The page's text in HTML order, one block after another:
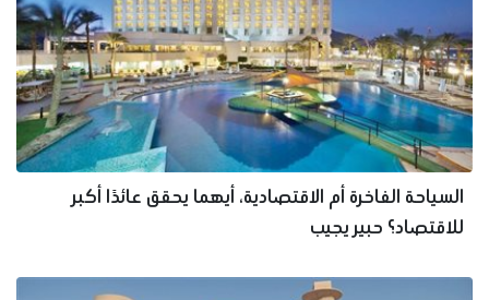
السياحة الفاخرة أم الاقتصادية، أيهما يحقق عائدًا أكبر
للاقتصاد؟ حبير يجيب